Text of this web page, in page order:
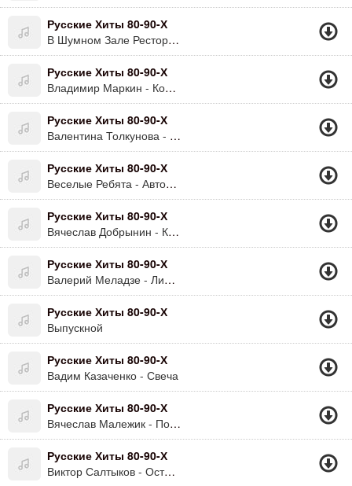
Русские Хиты 80-90-Х
В Шумном Зале Ресторана........
Русские Хиты 80-90-Х
Владимир Маркин - Колокола
Русские Хиты 80-90-Х
Валентина Толкунова - Я Не Могу Иначе
Русские Хиты 80-90-Х
Веселые Ребята - Автомобили
Русские Хиты 80-90-Х
Вячеслав Добрынин - Казино
Русские Хиты 80-90-Х
Валерий Меладзе - Лимбо
Русские Хиты 80-90-Х
Выпускной
Русские Хиты 80-90-Х
Вадим Казаченко - Свеча
Русские Хиты 80-90-Х
Вячеслав Малежик - Попутчица
Русские Хиты 80-90-Х
Виктор Салтыков - Островок